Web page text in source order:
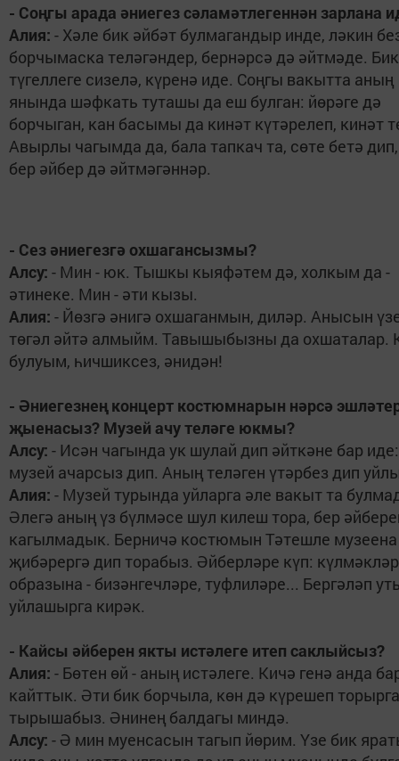
- Соңгы арада әниегез сәламәтлегеннән зарлана
Алия: - Хәле бик әйбәт булмагандыр инде, ләкин
борчымаска теләгәндер, бернәрсә дә әйтмәде.
түгеллеге сизелә, күренә иде. Соңгы вакытта аның
янында шәфкать туташы да еш булган: йөрәге дә
борчыган, кан басымы да кинәт күтәрелеп, кинәт
Авырлы чагымда да, бала тапкач та, сөте бетә
бер әйбер дә әйтмәгәннәр.
- Сез әниегезгә охшагансызмы?
Алсу: - Мин - юк. Тышкы кыяфәтем дә, холкым да -
әтинеке. Мин - әти кызы.
Алия: - Йөзгә әнигә охшаганмын, диләр. Анысын
төгәл әйтә алмыйм. Тавышыбызны да охшаталар.
булуым, һичшиксез, әнидән!
- Әниегезнең концерт костюмнарын нәрсә
җыенасыз? Музей ачу теләге юкмы?
Алсу: - Исән чагында ук шулай дип әйткәне бар
музей ачарсыз дип. Аның теләген үтәрбез дип
Алия: - Музей турында уйларга әле вакыт та
Әлегә аның үз бүлмәсе шул килеш тора, бер
кагылмадык. Берничә костюмын Тәтешле музеена
җибәрергә дип торабыз. Әйберләре күп:
образына - бизәнгечләре, туфлиләре... Бергәләп
уйлашырга кирәк.
- Кайсы әйберен якты истәлеге итеп саклыйсыз?
Алия: - Бөтен өй - аның истәлеге. Кичә генә анда
кайттык. Әти бик борчыла, көн дә күрешеп торырга
тырышабыз. Әнинең балдагы миндә.
Алсу: - Ә мин муенсасын тагып йөрим. Үзе бик